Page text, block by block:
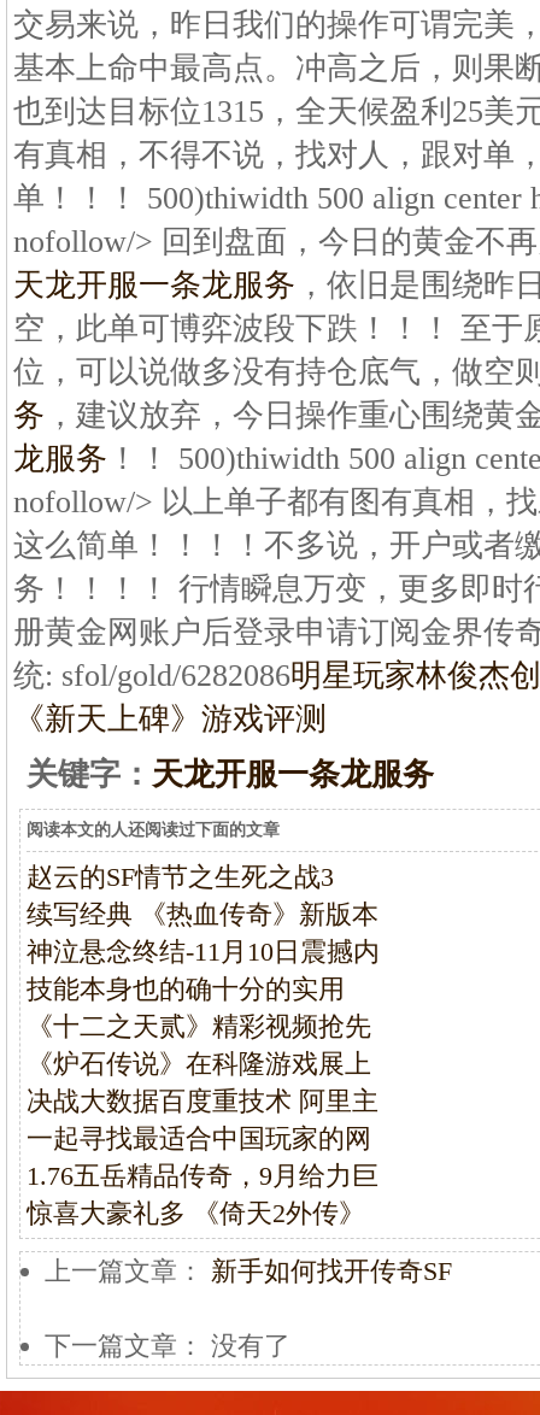
交易来说，昨日我们的操作可谓完美
基本上命中最高点。冲高之后，则果
也到达目标位1315，全天候盈利25美
有真相，不得不说，找对人，跟对单
单！！！ 500)thiwidth 500 align center
nofollow/> 回到盘面，今日的黄金不
天龙开服一条龙服务 ，依旧是围绕昨
空，此单可博弈波段下跌！！！ 至于
位，可以说做多没有持仓底气，做空
务 ，建议放弃，今日操作重心围绕黄
龙服务 ！！ 500)thiwidth 500 align
nofollow/> 以上单子都有图有真相，
这么简单！！！！不多说，开户或者
务！！！！ 行情瞬息万变，更多即时
册黄金网账户后登录申请订阅金界传
统: sfol/gold/6282086明星玩家林俊杰
《新天上碑》游戏评测
关键字： 天龙开服一条龙服务
阅读本文的人还阅读过下面的文章
赵云的SF情节之生死之战3
续写经典 《热血传奇》新版本
神泣悬念终结-11月10日震撼内
技能本身也的确十分的实用
《十二之天贰》精彩视频抢先
《炉石传说》在科隆游戏展上
决战大数据百度重技术 阿里主
一起寻找最适合中国玩家的网
1.76五岳精品传奇，9月给力巨
惊喜大豪礼多 《倚天2外传》
上一篇文章： 新手如何找开传奇SF
下一篇文章： 没有了